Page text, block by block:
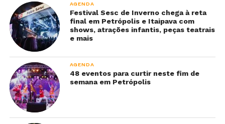
AGENDA
Festival Sesc de Inverno chega à reta
final em Petrópolis e Itaipava com
shows, atrações infantis, peças teatrais
e mais
AGENDA
48 eventos para curtir neste fim de
semana em Petrópolis